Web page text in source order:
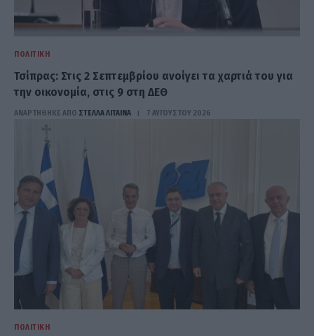
ΠΟΛΙΤΙΚΉ
Τσίπρας: Στις 2 Σεπτεμβρίου ανοίγει τα χαρτιά του για
την οικονομία, στις 9 στη ΔΕΘ
ΑΝΑΡΤΗΘΗΚΕ ΑΠΟ ΣΤΈΛΛΑ ΛΊΤΑΙΝΑ 7 ΑΥΓΟΎΣΤΟΥ 2026
ΠΟΛΙΤΙΚΉ